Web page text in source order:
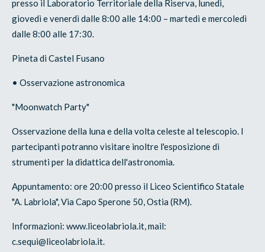
presso il Laboratorio Territoriale della Riserva, lunedì,
giovedì e venerdì dalle 8:00 alle 14:00 – martedì e mercoledì
dalle 8:00 alle 17:30.
Pineta di Castel Fusano
• Osservazione astronomica
"Moonwatch Party"
Osservazione della luna e della volta celeste al telescopio. I
partecipanti potranno visitare inoltre l'esposizione di
strumenti per la didattica dell'astronomia.
Appuntamento: ore 20:00 presso il Liceo Scientifico Statale
"A. Labriola", Via Capo Sperone 50, Ostia (RM).
Informazioni: www.liceolabriola.it, mail:
c.sequi@liceolabriola.it.